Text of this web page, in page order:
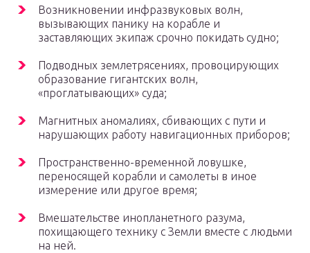
Возникновении инфразвуковых волн,
вызывающих панику на корабле и
заставляющих экипаж срочно покидать судно;
Подводных землетрясениях, провоцирующих
образование гигантских волн,
«проглатывающих» суда;
Магнитных аномалиях, сбивающих с пути и
нарушающих работу навигационных приборов;
Пространственно-временной ловушке,
переносящей корабли и самолеты в иное
измерение или другое время;
Вмешательстве инопланетного разума,
похищающего технику с Земли вместе с людьми
на ней.